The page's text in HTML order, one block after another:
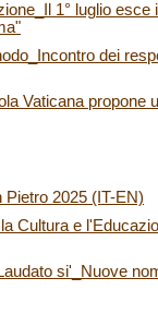
1° luglio
dei
Vaticana
Pietro 2025 (IT-EN)
Cultura e
si'_Nuove